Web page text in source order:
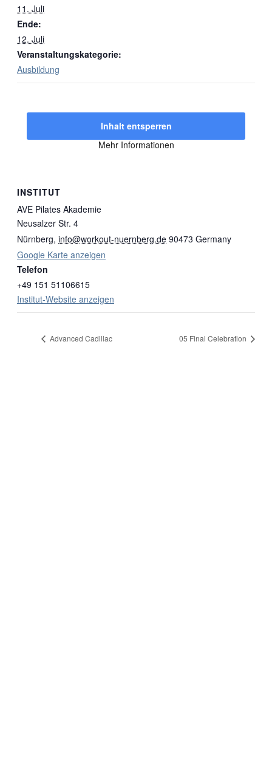
11. Juli
Ende:
12. Juli
Veranstaltungskategorie:
Ausbildung
INSTITUT
AVE Pilates Akademie
Neusalzer Str. 4
Nürnberg, info@workout-nuernberg.de 90473 Germany
Google Karte anzeigen
Telefon
+49 151 51106615
Institut-Website anzeigen
Inhalt entsperren
Mehr Informationen
Advanced Cadillac 05 Final Celebration